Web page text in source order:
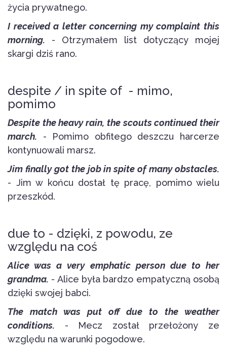
życia prywatnego.
I received a letter concerning my complaint this
morning. - Otrzymałem list dotyczący mojej
skargi dziś rano.
despite / in spite of - mimo,
pomimo
Despite the heavy rain, the scouts continued their
march. - Pomimo obfitego deszczu harcerze
kontynuowali marsz.
Jim finally got the job in spite of many obstacles.
- Jim w końcu dostał tę pracę, pomimo wielu
przeszkód.
due to - dzięki, z powodu, ze
względu na coś
Alice was a very emphatic person due to her
grandma. - Alice była bardzo empatyczną osobą
dzięki swojej babci.
The match was put off due to the weather
conditions. - Mecz został przełożony ze
względu na warunki pogodowe.